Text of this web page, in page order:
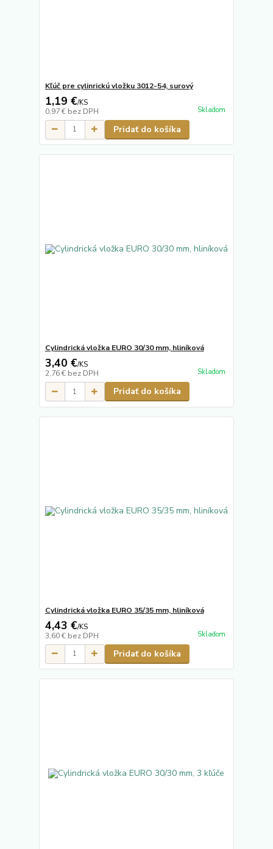
Kľúč pre cylinrickú vložku 3012-54, surový
1,19 €/KS
0,97 € bez DPH Skladom
Pridať do košíka
Cylindrická vložka EURO 30/30 mm, hliníková
3,40 €/KS
2,76 € bez DPH Skladom
Pridať do košíka
Cylindrická vložka EURO 35/35 mm, hliníková
4,43 €/KS
3,60 € bez DPH Skladom
Pridať do košíka